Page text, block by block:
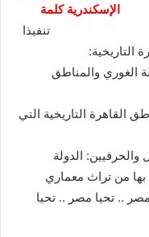
الإسكندرية كلمة
التاريخية:
الغوري والمناطق
القاهرة التاريخية التي
الدولة
من تراث معماري
.. تحيا مصر .. تحيا